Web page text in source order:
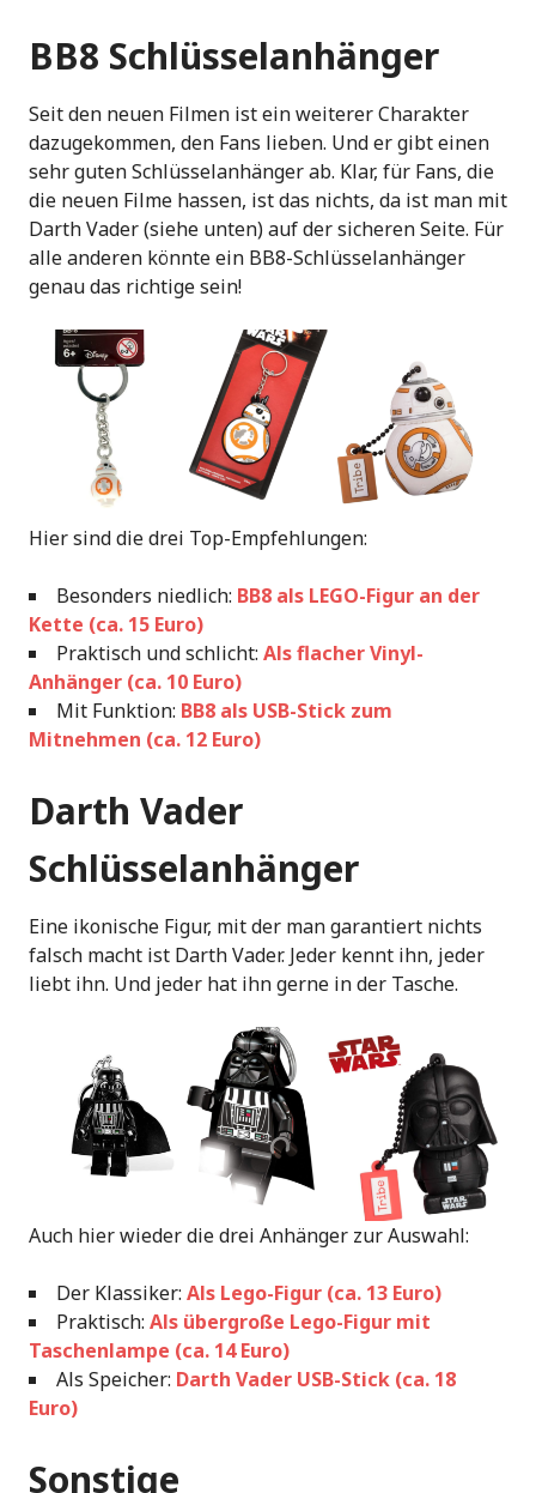
BB8 Schlüsselanhänger
Seit den neuen Filmen ist ein weiterer Charakter
dazugekommen, den Fans lieben. Und er gibt einen
sehr guten Schlüsselanhänger ab. Klar, für Fans, die
die neuen Filme hassen, ist das nichts, da ist man mit
Darth Vader (siehe unten) auf der sicheren Seite. Für
alle anderen könnte ein BB8-Schlüsselanhänger
genau das richtige sein!
Hier sind die drei Top-Empfehlungen:
Besonders niedlich: BB8 als LEGO-Figur an der
Kette (ca. 15 Euro)
Praktisch und schlicht: Als flacher Vinyl-
Anhänger (ca. 10 Euro)
Mit Funktion: BB8 als USB-Stick zum
Mitnehmen (ca. 12 Euro)
Darth Vader
Schlüsselanhänger
Eine ikonische Figur, mit der man garantiert nichts
falsch macht ist Darth Vader. Jeder kennt ihn, jeder
liebt ihn. Und jeder hat ihn gerne in der Tasche.
Auch hier wieder die drei Anhänger zur Auswahl:
Der Klassiker: Als Lego-Figur (ca. 13 Euro)
Praktisch: Als übergroße Lego-Figur mit
Taschenlampe (ca. 14 Euro)
Als Speicher: Darth Vader USB-Stick (ca. 18
Euro)
Sonstige